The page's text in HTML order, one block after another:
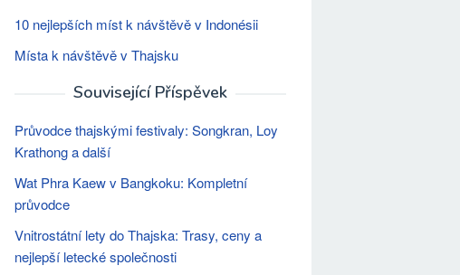
10 nejlepších míst k návštěvě v Indonésii
Místa k návštěvě v Thajsku
Související Příspěvek
Průvodce thajskými festivaly: Songkran, Loy
Krathong a další
Wat Phra Kaew v Bangkoku: Kompletní
průvodce
Vnitrostátní lety do Thajska: Trasy, ceny a
nejlepší letecké společnosti